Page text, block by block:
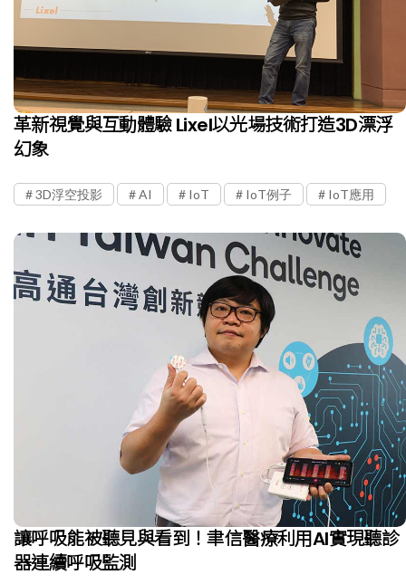
革新視覺與互動體驗 Lixel以光場技術打造3D漂浮
幻象
3D浮空投影 AI IoT IoT例子 IoT應用
讓呼吸能被聽見與看到！聿信醫療利用AI實現聽診
器連續呼吸監測